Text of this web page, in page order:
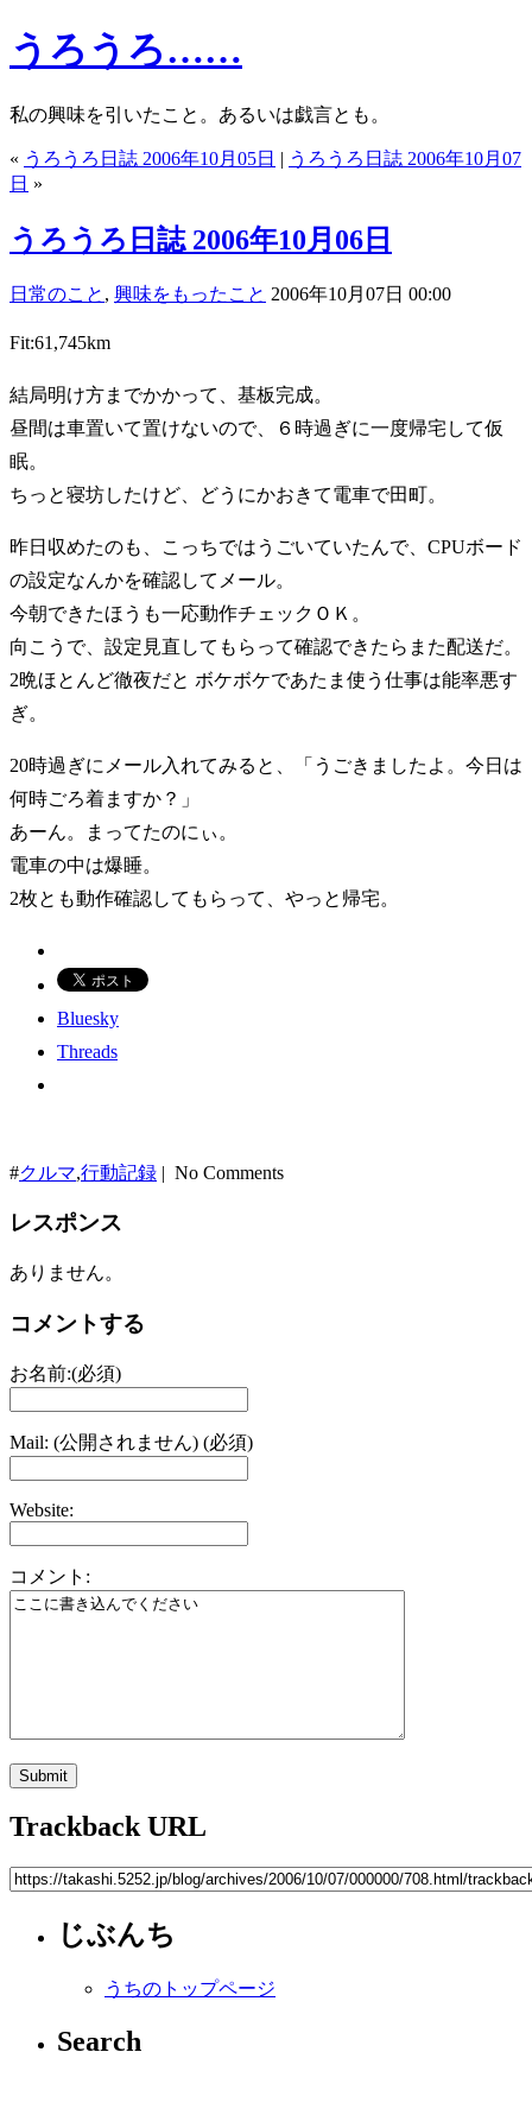
うろうろ……
私の興味を引いたこと。あるいは戯言とも。
« うろうろ日誌 2006年10月05日 | うろうろ日誌 2006年10月07
日 »
うろうろ日誌 2006年10月06日
日常のこと , 興味をもったこと 2006年10月07日 00:00
Fit:61,745km
結局明け方までかかって、基板完成。
昼間は車置いて置けないので、６時過ぎに一度帰宅して仮
眠。
ちっと寝坊したけど、どうにかおきて電車で田町。
昨日収めたのも、こっちではうごいていたんで、CPUボード
の設定なんかを確認してメール。
今朝できたほうも一応動作チェックＯＫ。
向こうで、設定見直してもらって確認できたらまた配送だ。
2晩ほとんど徹夜だと ボケボケであたま使う仕事は能率悪す
ぎ。
20時過ぎにメール入れてみると、「うごきましたよ。今日は
何時ごろ着ますか？」
あーん。まってたのにぃ。
電車の中は爆睡。
2枚とも動作確認してもらって、やっと帰宅。
Bluesky
Threads
#クルマ,行動記録 | No Comments
レスポンス
ありません。
コメントする
お名前:(必須)
Mail: (公開されません) (必須)
Website:
コメント:
Trackback URL
じぶんち
うちのトップページ
Search